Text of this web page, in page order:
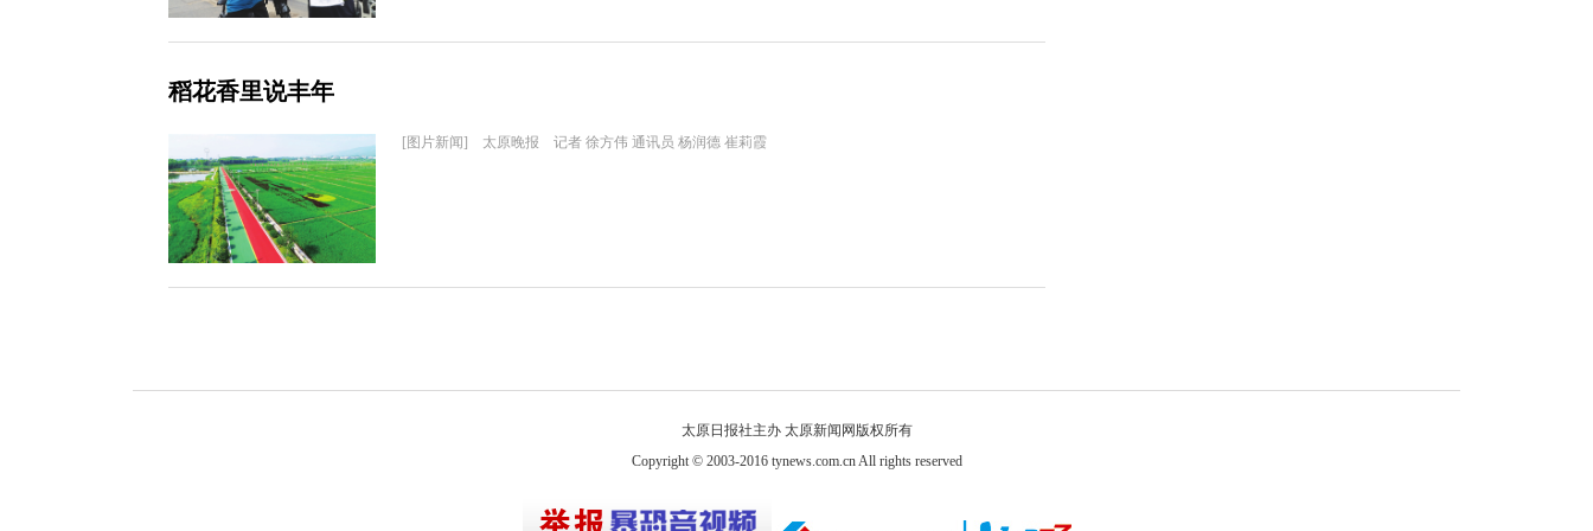
稻花香里说丰年
[图片新闻] 太原晚报 记者 徐方伟 通讯员 杨润德 崔莉霞
太原日报社主办 太原新闻网版权所有
Copyright © 2003-2016 tynews.com.cn All rights reserved